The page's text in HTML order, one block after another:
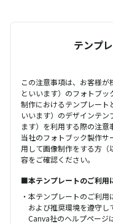
テンプ
この注意事項は、お客様が
といいます）のフォトブ
制作におけるテンプレート
いいます）のデザインテ
ます）を利用する際の注意
当社のフォトブック製作
用して画像制作をする方
容をご確認ください。
■本テンプレートのご利用
本テンプレートのご利用
および推奨環境を遵守し
Canva社のヘルプページ